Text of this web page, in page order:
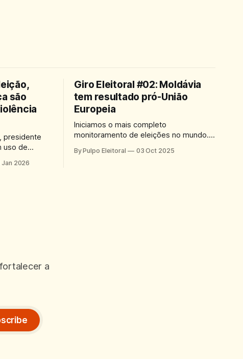
são
presidente
uso de
gás
mais
2026
Giro Eleitoral #02: Moldávia
tem resultado pró-União
Europeia
Iniciamos o mais completo
monitoramento de eleições no mundo.
gratuitamente por e-mail.
By Pulpo Eleitoral 03 Oct 2025
a